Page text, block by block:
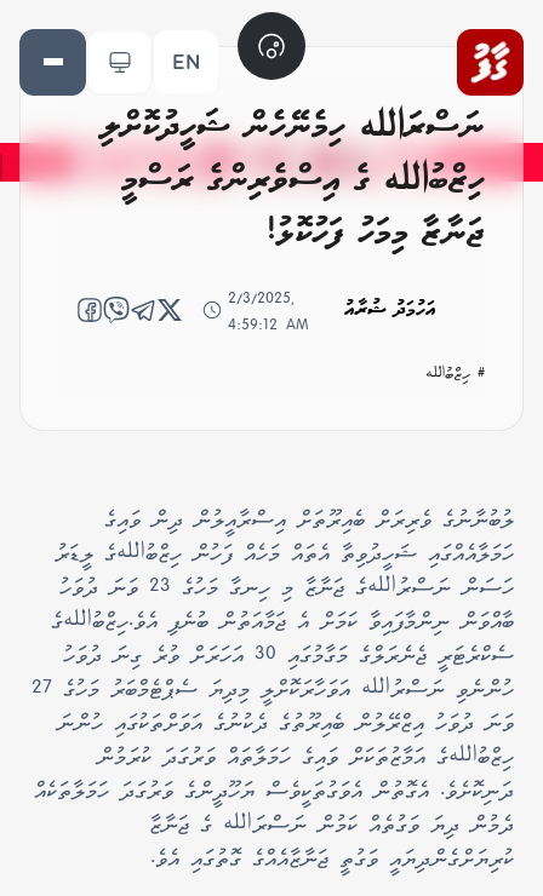
EN
ނަސްރަالله ހިމެނޭހެން ޝަހީދުކޮށްލި
ހިޒްބުالله ގެ އިސްވެރިންގެ ރަސްމީ
ޖަނާޒާ މިމަހު ފަހުކޮޅު!
އަހުމަދު ޝުރާއު
2/3/2025,
4:59:12 AM
# ހިޒްބުالله
ލުބުނާނުގެ ވެރިރަށް ބެއިރޫތަށް އިސްރާއީލުން ދިން ވައިގެ
ހަމަލާއެއްގައި ޝަހީދުވިތާ އެތައް މަހެއް ފަހުން ހިޒްބުاللهގެ ލީޑަރު
ހަސަން ނަސްރުاللهގެ ޖަނާޒާ މި ހިނގާ މަހުގެ 23 ވަނަ ދުވަހު
ބާއްވަން ނިންމާފައިވާ ކަމަށް އެ ޖަމާއަތުން ބުނެފި އެވެ.ހިޒްބުاللهގެ
ސެކްރެޓަރީ ޖެނެރަލްގެ މަގާމުގައި 30 އަހަރަށް ވުރެ ގިނަ ދުވަހު
ހުންނެވި ނަސްރުالله އަވަހާރަކޮށްލީ މިދިޔަ ސެޕްޓެމްބަރު މަހުގެ 27
ވަނަ ދުވަހު އިޒްރޭލުން ބެއިރޫތުގެ ދެކުނުގެ އަވަށްތަކުގައި ހުންނަ
ހިޒްބުاللهގެ އަމާޒުތަކަށް ވައިގެ ހަމަލާތައް ވަރުގަދަ ކުރަމުން
ދަނިކޮށެވެ. އެގޮތުން އެވަގުތަކީވެސް ޔަހޫދީންގެ ވަރުގަދަ ހަމަލާތަކެއް
ދެމުން ދިޔަ ވަގުތެއް ކަމުން ނަސްރަالله ގެ ޖަނާޒާ
ކުރިޔަށްގެންދިޔައީ ވަގުތީ ޖަނާޒާއެއްގެ ގޮތުގައި އެވެ.